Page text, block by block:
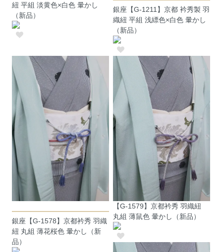
紐 平組 淡黄色×白色 暈かし
（新品）
銀座【G-1211】京都 衿秀製 羽
織紐 平組 浅縹色×白色 暈かし
（新品）
銀座【G-1578】京都衿秀 羽織
紐 丸組 薄花桜色 暈かし（新
品）
【G-1579】京都衿秀 羽織紐
丸組 薄鼠色 暈かし（新品）